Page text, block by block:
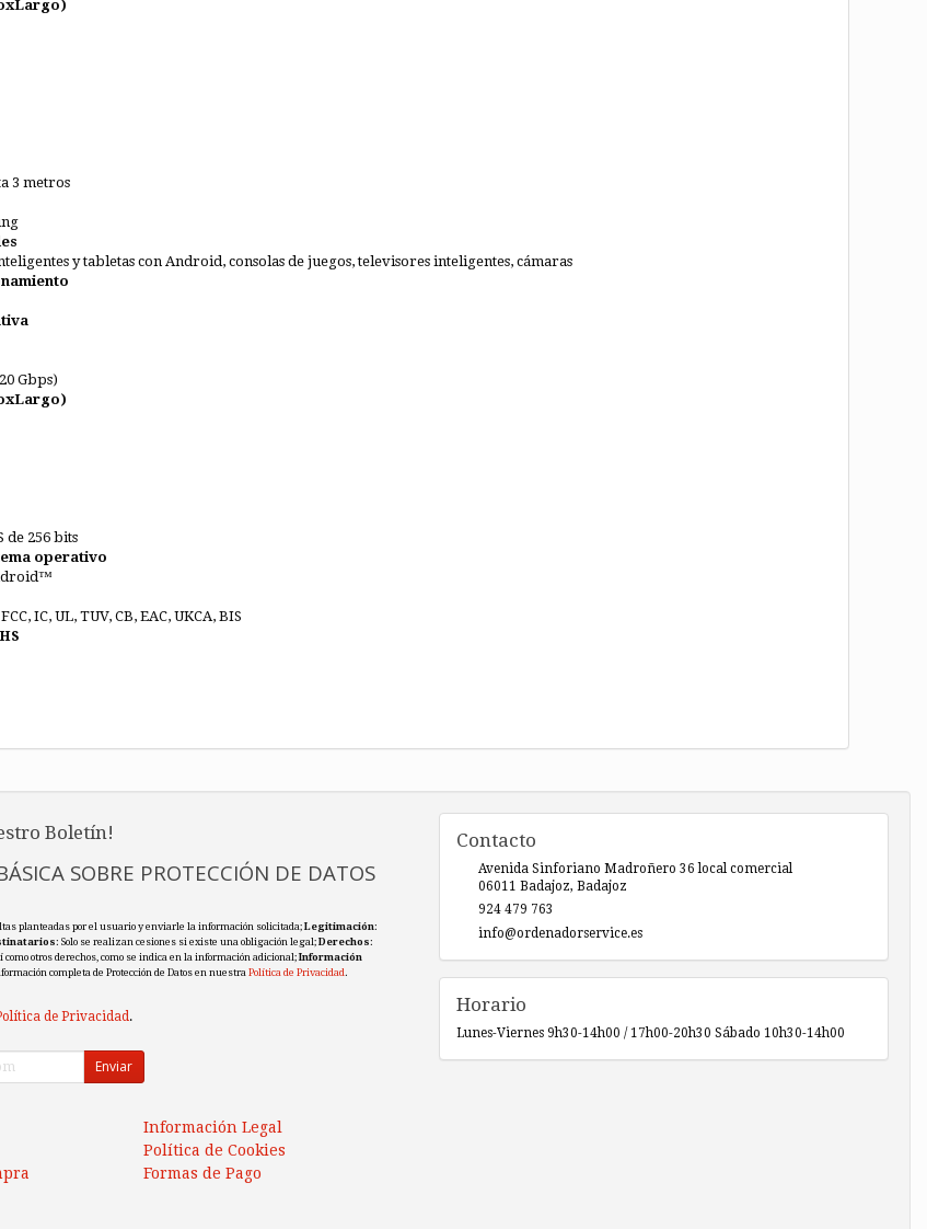
3 metros
y tabletas con Android, consolas de juegos, televisores inteligentes, cámaras
Gbps)
de 256 bits
operativo
IC, UL, TUV, CB, EAC, UKCA, BIS
Boletín!
SOBRE PROTECCIÓN DE DATOS
planteadas por el usuario y enviarle la información solicitada;Legitimación:
: Solo se realizan cesiones si existe una obligación legal;Derechos:
otros derechos, como se indica en la información adicional;Información
completa de Protección de Datos en nuestraPolítica de Privacidad.
de Privacidad.
Enviar
Información Legal
Política de Cookies
Formas de Pago
Contacto
Avenida Sinforiano Madroñero 36 local comercial
06011 Badajoz, Badajoz
924 479 763
info@ordenadorservice.es
Horario
Lunes-Viernes 9h30-14h00 / 17h00-20h30 Sábado 10h30-14h00